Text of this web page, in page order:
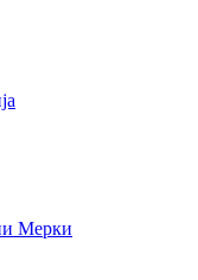
Мерки